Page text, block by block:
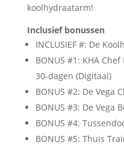
koolhydraatarm!
Inclusief bonussen
INCLUSIEF #: De
BONUS #1: KHA
30-dagen (Digitaal)
BONUS #2: De Vega
BONUS #3: De Vega
BONUS #4:
BONUS #5: Thuis